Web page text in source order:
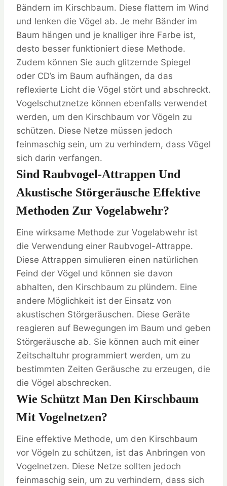
Bändern im Kirschbaum. Diese flattern im Wind
und lenken die Vögel ab. Je mehr Bänder im
Baum hängen und je knalliger ihre Farbe ist,
desto besser funktioniert diese Methode.
Zudem können Sie auch glitzernde Spiegel
oder CD’s im Baum aufhängen, da das
reflexierte Licht die Vögel stört und abschreckt.
Vogelschutznetze können ebenfalls verwendet
werden, um den Kirschbaum vor Vögeln zu
schützen. Diese Netze müssen jedoch
feinmaschig sein, um zu verhindern, dass Vögel
sich darin verfangen.
Sind Raubvogel-Attrappen Und
Akustische Störgeräusche Effektive
Methoden Zur Vogelabwehr?
Eine wirksame Methode zur Vogelabwehr ist
die Verwendung einer Raubvogel-Attrappe.
Diese Attrappen simulieren einen natürlichen
Feind der Vögel und können sie davon
abhalten, den Kirschbaum zu plündern. Eine
andere Möglichkeit ist der Einsatz von
akustischen Störgeräuschen. Diese Geräte
reagieren auf Bewegungen im Baum und geben
Störgeräusche ab. Sie können auch mit einer
Zeitschaltuhr programmiert werden, um zu
bestimmten Zeiten Geräusche zu erzeugen, die
die Vögel abschrecken.
Wie Schützt Man Den Kirschbaum
Mit Vogelnetzen?
Eine effektive Methode, um den Kirschbaum
vor Vögeln zu schützen, ist das Anbringen von
Vogelnetzen. Diese Netze sollten jedoch
feinmaschig sein, um zu verhindern, dass sich